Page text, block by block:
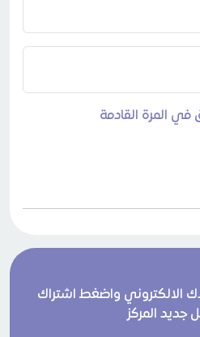
في المرة القادمة
الالكتروني واضغط اشتراك
جديد المركز